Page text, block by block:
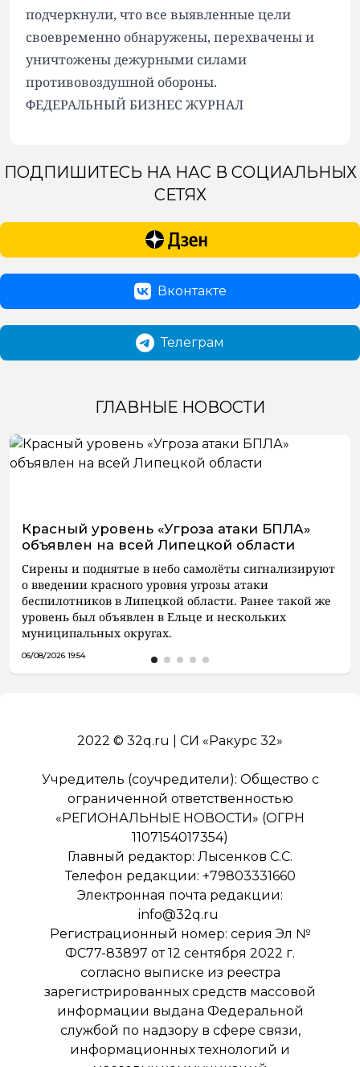
подчеркнули, что все выявленные цели
своевременно обнаружены, перехвачены и
уничтожены дежурными силами
противовоздушной обороны.
ФЕДЕРАЛЬНЫЙ БИЗНЕС ЖУРНАЛ
ПОДПИШИТЕСЬ НА НАС В СОЦИАЛЬНЫХ
СЕТЯХ
Вконтакте
Телеграм
ГЛАВНЫЕ НОВОСТИ
Красный уровень «Угроза атаки БПЛА»
объявлен на всей Липецкой области
Сирены и поднятые в небо самолёты сигнализируют
о введении красного уровня угрозы атаки
беспилотников в Липецкой области. Ранее такой же
уровень был объявлен в Ельце и нескольких
муниципальных округах.
06/08/2026 19:54
2022 © 32q.ru | СИ «Ракурс 32»
Учредитель (соучредители): Общество с
ограниченной ответственностью
«РЕГИОНАЛЬНЫЕ НОВОСТИ» (ОГРН
1107154017354)
Главный редактор: Лысенков С.С.
Телефон редакции: +79803331660
Электронная почта редакции:
info@32q.ru
Регистрационный номер: серия Эл №
ФС77-83897 от 12 сентября 2022 г.
согласно выписке из реестра
зарегистрированных средств массовой
информации выдана Федеральной
службой по надзору в сфере связи,
информационных технологий и